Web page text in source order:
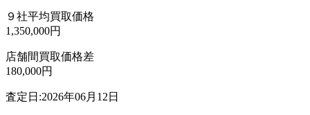
９社平均買取価格
1,350,000円
店舗間買取価格差
180,000円
査定日:2026年06月12日